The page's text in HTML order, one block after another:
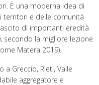
È una moderna idea di
territori e delle comunità
di importanti eredità
secondo la migliore lezione
Matera 2019).
a Greccio, Rieti, Valle
aggregatore e